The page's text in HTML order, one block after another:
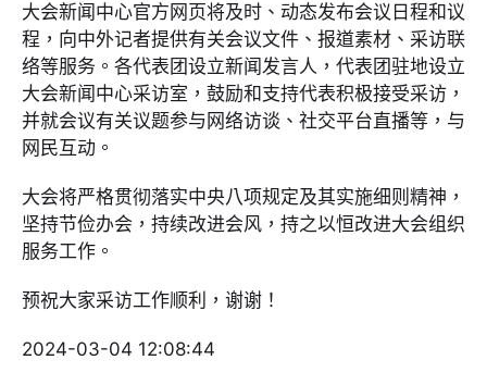
大会新闻中心官方网页将及时、动态发布会议日程和议
程，向中外记者提供有关会议文件、报道素材、采访联
络等服务。各代表团设立新闻发言人，代表团驻地设立
大会新闻中心采访室，鼓励和支持代表积极接受采访，
并就会议有关议题参与网络访谈、社交平台直播等，与
网民互动。
大会将严格贯彻落实中央八项规定及其实施细则精神，
坚持节俭办会，持续改进会风，持之以恒改进大会组织
服务工作。
预祝大家采访工作顺利，谢谢！
2024-03-04 12:08:44